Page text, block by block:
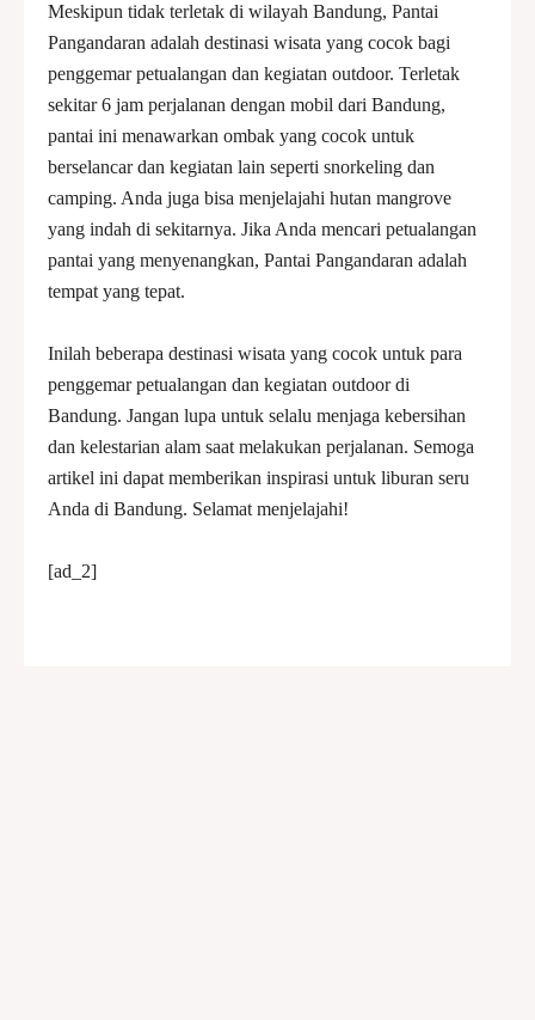
Meskipun tidak terletak di wilayah Bandung, Pantai
Pangandaran adalah destinasi wisata yang cocok bagi
penggemar petualangan dan kegiatan outdoor. Terletak
sekitar 6 jam perjalanan dengan mobil dari Bandung,
pantai ini menawarkan ombak yang cocok untuk
berselancar dan kegiatan lain seperti snorkeling dan
camping. Anda juga bisa menjelajahi hutan mangrove
yang indah di sekitarnya. Jika Anda mencari petualangan
pantai yang menyenangkan, Pantai Pangandaran adalah
tempat yang tepat.
Inilah beberapa destinasi wisata yang cocok untuk para
penggemar petualangan dan kegiatan outdoor di
Bandung. Jangan lupa untuk selalu menjaga kebersihan
dan kelestarian alam saat melakukan perjalanan. Semoga
artikel ini dapat memberikan inspirasi untuk liburan seru
Anda di Bandung. Selamat menjelajahi!
[ad_2]